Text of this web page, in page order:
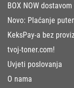
BOX NOW
Novo: Plaćanje
KeksPay-a bez
tvoj-toner.com!
Uvjeti poslovanja
O nama